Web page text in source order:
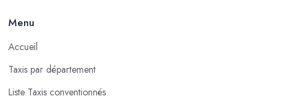
Menu
Accueil
Taxis par département
Liste Taxis conventionnés